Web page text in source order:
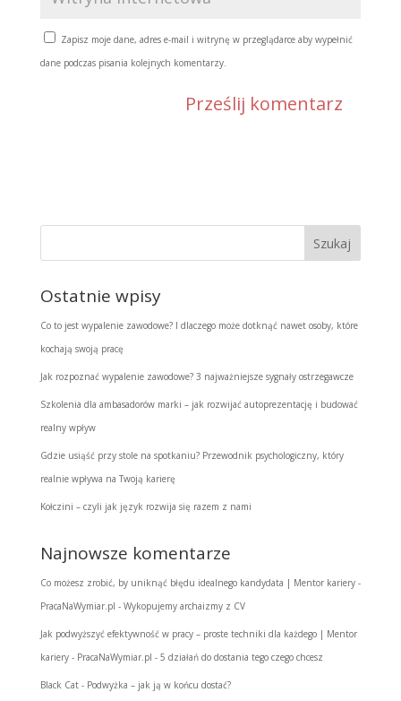
Zapisz moje dane, adres e-mail i witrynę w przeglądarce aby wypełnić
dane podczas pisania kolejnych komentarzy.
Ostatnie wpisy
Co to jest wypalenie zawodowe? I dlaczego może dotknąć nawet osoby, które
kochają swoją pracę
Jak rozpoznać wypalenie zawodowe? 3 najważniejsze sygnały ostrzegawcze
Szkolenia dla ambasadorów marki – jak rozwijać autoprezentację i budować
realny wpływ
Gdzie usiąść przy stole na spotkaniu? Przewodnik psychologiczny, który
realnie wpływa na Twoją karierę
Kołczini – czyli jak język rozwija się razem z nami
Najnowsze komentarze
Co możesz zrobić, by uniknąć błędu idealnego kandydata | Mentor kariery -
PracaNaWymiar.pl - Wykopujemy archaizmy z CV
Jak podwyższyć efektywność w pracy – proste techniki dla każdego | Mentor
kariery - PracaNaWymiar.pl - 5 działań do dostania tego czego chcesz
Black Cat- Podwyżka – jak ją w końcu dostać?